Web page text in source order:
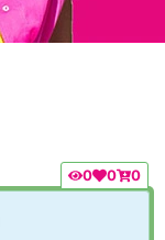
0 0 0